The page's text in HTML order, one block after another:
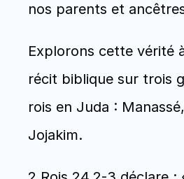
nos parents et
Explorons cette vérité
récit biblique sur trois
rois en Juda :
Jojakim.